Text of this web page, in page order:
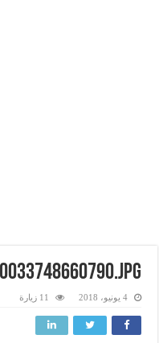
4 يونيو، 2018 11 زيارة